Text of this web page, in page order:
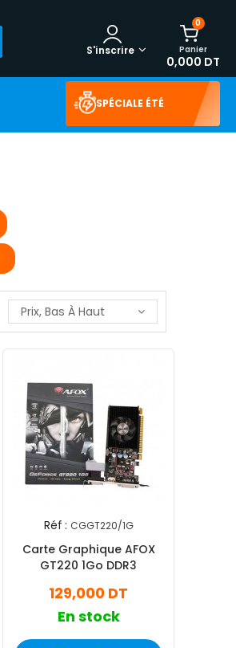
0
Panier
0,000 DT
S'inscrire
SPÉCIALE ÉTÉ
Prix, Bas À Haut
Réf : CGGT220/1G
Carte Graphique AFOX
GT220 1Go DDR3
129,000 DT
En stock